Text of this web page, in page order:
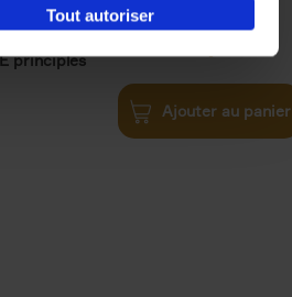
Tout autoriser
principles €34,99
Ajouter au panier